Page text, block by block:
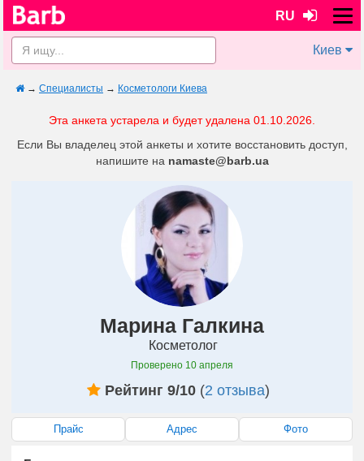
RU
Киев
→ Специалисты → Косметологи Киева
Эта анкета устарела и будет удалена 01.10.2026.
Если Вы владелец этой анкеты и хотите восстановить доступ,
напишите на namaste@barb.ua
Марина Галкина
Косметолог
Проверено 10 апреля
Рейтинг 9/10(2 отзыва)
Прайс Адрес Фото